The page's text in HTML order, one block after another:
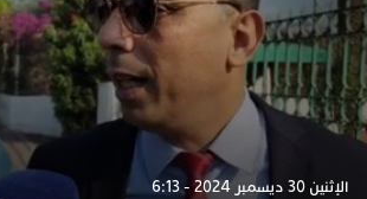
الإثنين 30 ديسمبر 2024 - 6:13